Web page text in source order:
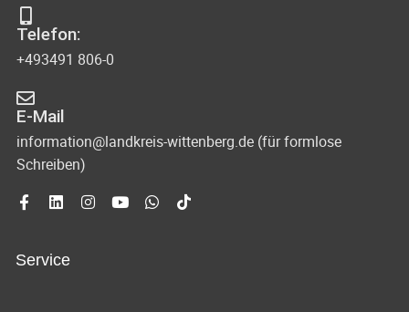
Telefon:
+493491 806-0
E-Mail
information@landkreis-wittenberg.de (für formlose
Schreiben)
Service